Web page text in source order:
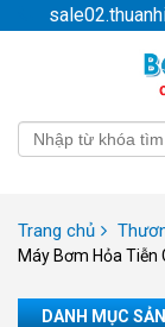
Trang chủ
Máy Bơm Hỏa Tiễn
DANH MỤC